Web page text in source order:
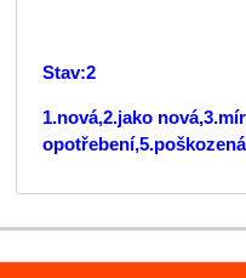
Stav:2
1.nová,2.jako
opotřebení,5.poškozená